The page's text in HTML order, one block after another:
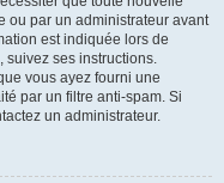
ou par un administrateur avant
est indiquée lors de
suivez ses instructions.
vous ayez fourni une
par un filtre anti-spam. Si
un administrateur.